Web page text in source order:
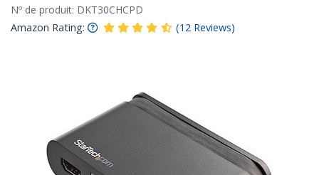
Nº de produit: DKT30CHCPD
Amazon Rating:
(12 Reviews)